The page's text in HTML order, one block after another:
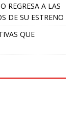
REGRESA A LAS
DE SU ESTRENO
QUE